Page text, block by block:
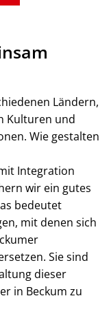
Ländern,
Kulturen und
Wie gestalten
Integration
wir ein gutes
bedeutet
mit denen sich
Sie sind
dieser
in Beckum zu